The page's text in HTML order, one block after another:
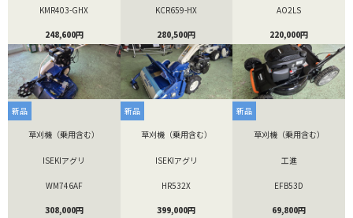
KMR403-GHX
248,600円
KCR659-HX
280,500円
AO2LS
220,000円
新品
草刈機（乗用含む）
ISEKIアグリ
WM746AF
308,000円
新品
草刈機（乗用含む）
ISEKIアグリ
HR532X
399,000円
新品
草刈機（乗用含む）
工進
EFB53D
69,800円